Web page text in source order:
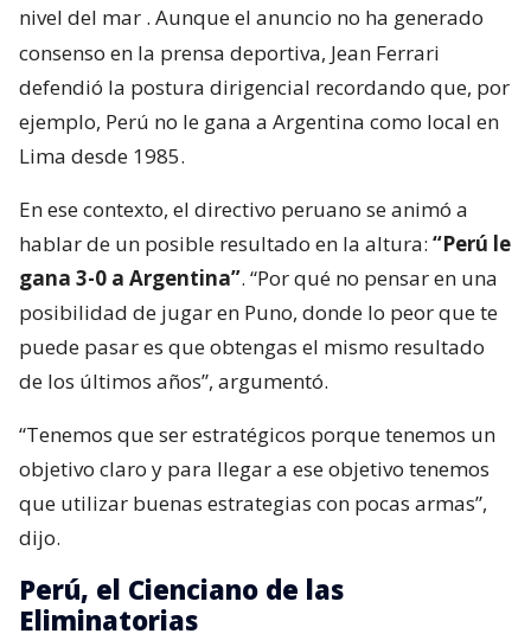
nivel del mar . Aunque el anuncio no ha generado
consenso en la prensa deportiva, Jean Ferrari
defendió la postura dirigencial recordando que, por
ejemplo, Perú no le gana a Argentina como local en
Lima desde 1985.
En ese contexto, el directivo peruano se animó a
hablar de un posible resultado en la altura: “Perú le
gana 3-0 a Argentina”. “Por qué no pensar en una
posibilidad de jugar en Puno, donde lo peor que te
puede pasar es que obtengas el mismo resultado
de los últimos años”, argumentó.
“Tenemos que ser estratégicos porque tenemos un
objetivo claro y para llegar a ese objetivo tenemos
que utilizar buenas estrategias con pocas armas”,
dijo.
Perú, el Cienciano de las
Eliminatorias